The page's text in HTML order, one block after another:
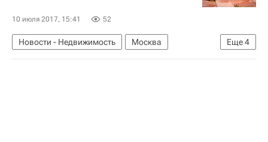
10 июля 2017, 15:41 52
Еще4
Новости - Недвижимость
Москва
Дон-Строй
Финансовая отчетность